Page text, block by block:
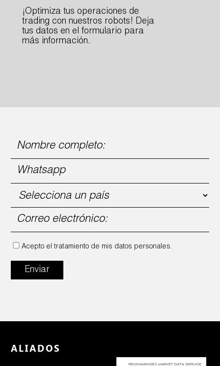
¡Optimiza tus operaciones de
trading con nuestros robots! Deja
tus datos en el formulario para
más información.
Acepto el tratamiento de mis datos personales.
Enviar
ALIADOS